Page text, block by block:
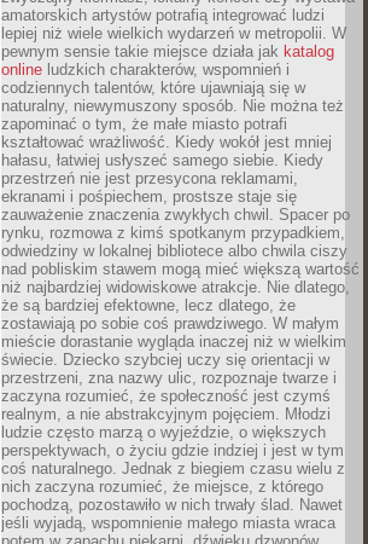
amatorskich artystów potrafią integrować ludzi
lepiej niż wiele wielkich wydarzeń w metropolii. W
pewnym sensie takie miejsce działa jak katalog
online ludzkich charakterów, wspomnień i
codziennych talentów, które ujawniają się w
naturalny, niewymuszony sposób. Nie można też
zapominać o tym, że małe miasto potrafi
kształtować wrażliwość. Kiedy wokół jest mniej
hałasu, łatwiej usłyszeć samego siebie. Kiedy
przestrzeń nie jest przesycona reklamami,
ekranami i pośpiechem, prostsze staje się
zauważenie znaczenia zwykłych chwil. Spacer po
rynku, rozmowa z kimś spotkanym przypadkiem,
odwiedziny w lokalnej bibliotece albo chwila ciszy
nad pobliskim stawem mogą mieć większą wartość
niż najbardziej widowiskowe atrakcje. Nie dlatego,
że są bardziej efektowne, lecz dlatego, że
zostawiają po sobie coś prawdziwego. W małym
mieście dorastanie wygląda inaczej niż w wielkim
świecie. Dziecko szybciej uczy się orientacji w
przestrzeni, zna nazwy ulic, rozpoznaje twarze i
zaczyna rozumieć, że społeczność jest czymś
realnym, a nie abstrakcyjnym pojęciem. Młodzi
ludzie często marzą o wyjeździe, o większych
perspektywach, o życiu gdzie indziej i jest w tym
coś naturalnego. Jednak z biegiem czasu wielu z
nich zaczyna rozumieć, że miejsce, z którego
pochodzą, pozostawiło w nich trwały ślad. Nawet
jeśli wyjadą, wspomnienie małego miasta wraca